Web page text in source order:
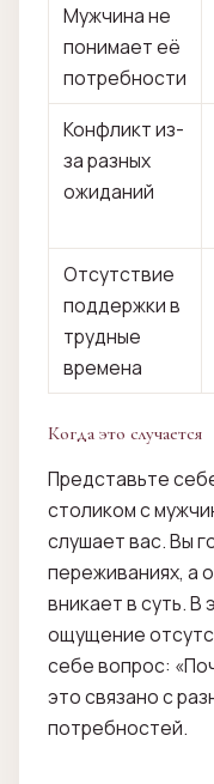
Мужчина не
понимает её
потребности
Конфликт из-
за разных
ожиданий
Отсутствие
поддержки в
трудные
времена
Когда это случается
Представьте
столиком с
слушает вас. Вы
переживаниях, а
вникает в суть. В
ощущение
себе вопрос:
это связано с
потребностей.